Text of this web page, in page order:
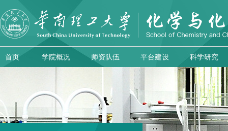
首页 学院概况 师资队伍 平台建设 科学研究